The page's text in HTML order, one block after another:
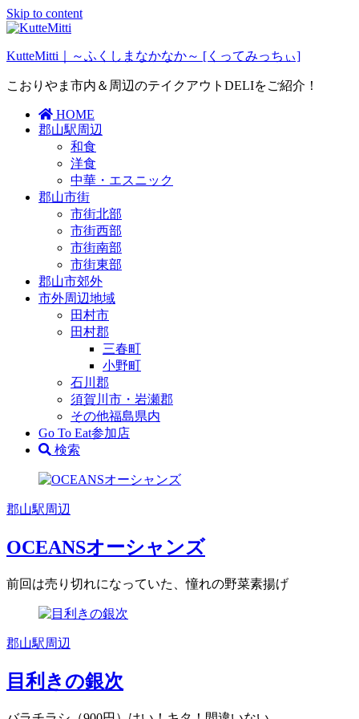
Skip to content
KutteMitti｜～ふくしまなかなか～ [くってみっちぃ]
こおりやま市内＆周辺のテイクアウトDELIをご紹介！
HOME
郡山駅周辺
和食
洋食
中華・エスニック
郡山市街
市街北部
市街西部
市街南部
市街東部
郡山市郊外
市外周辺地域
田村市
田村郡
三春町
小野町
石川郡
須賀川市・岩瀬郡
その他福島県内
Go To Eat参加店
検索
郡山駅周辺
OCEANSオーシャンズ
前回は売り切れになっていた、憧れの野菜素揚げ
郡山駅周辺
目利きの銀次